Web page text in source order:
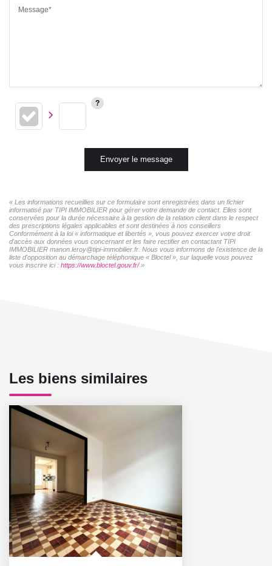
Message*
Envoyer le message
« Les informations recueillies sur ce formulaire sont enregistrées dans un fichier
informatisé par TIPI IMMOBILIER pour gérer votre demande de contact. Elles sont
conservées pour la durée nécessaire à la gestion de la relation client dans le respect
des prescriptions légales applicables et sont destinées à nos conseillers
Conformément à la loi « informatique et libertés », vous pouvez exercer votre droit
d'accès aux données vous concernant et les faire rectifier en contactant TIPI
IMMOBILIER manon.leroy@tipi-immobilier.fr. Nous vous informons de l'existence de la
liste d'opposition au démarchage téléphonique « Bloctel », sur laquelle vous pouvez
vous inscrire ici : https://www.bloctel.gouv.fr/»
Les biens similaires